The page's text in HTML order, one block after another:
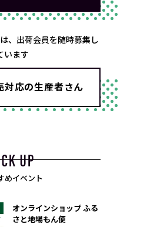
、出荷会員を随時募集し
います
対応の生産者さん
めイベント
オンラインショップ ふる
さと地場もん便